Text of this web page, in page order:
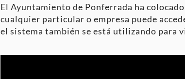
El Ayuntamiento de Ponferrada ha
cualquier particular o empresa puede
el sistema también se está utilizando para